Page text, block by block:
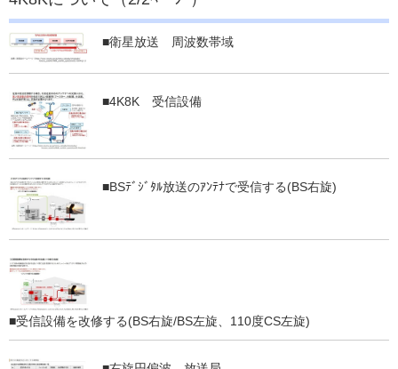
■衛星放送 周波数帯域
■4K8K 受信設備
■BSﾃﾞｼﾞﾀﾙ放送のｱﾝﾃﾅで受信する(BS右旋)
■受信設備を改修する(BS右旋/BS左旋、110度CS左旋)